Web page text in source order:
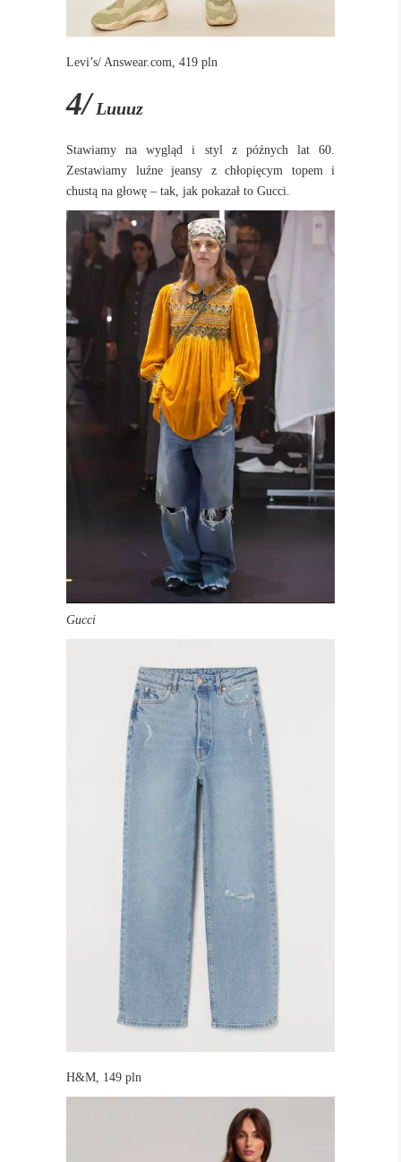
Levi’s/ Answear.com, 419 pln
4/ Luuuz
Stawiamy na wygląd i styl z późnych lat 60.
Zestawiamy luźne jeansy z chłopięcym topem i
chustą na głowę – tak, jak pokazał to Gucci.
Gucci
H&M, 149 pln